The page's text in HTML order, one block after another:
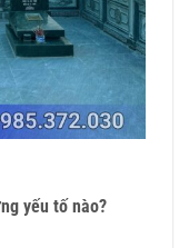
yếu tố nào?